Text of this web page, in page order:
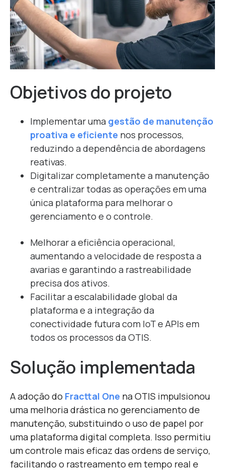
Objetivos do projeto
Implementar uma gestão de manutenção
proativa e eficiente nos processos,
reduzindo a dependência de abordagens
reativas.
Digitalizar completamente a manutenção
e centralizar todas as operações em uma
única plataforma para melhorar o
gerenciamento e o controle.
Melhorar a eficiência operacional,
aumentando a velocidade de resposta a
avarias e garantindo a rastreabilidade
precisa dos ativos.
Facilitar a escalabilidade global da
plataforma e a integração da
conectividade futura com IoT e APIs em
todos os processos da OTIS.
Solução implementada
A adoção do Fracttal One na OTIS impulsionou
uma melhoria drástica no gerenciamento de
manutenção, substituindo o uso de papel por
uma plataforma digital completa. Isso permitiu
um controle mais eficaz das ordens de serviço,
facilitando o rastreamento em tempo real e